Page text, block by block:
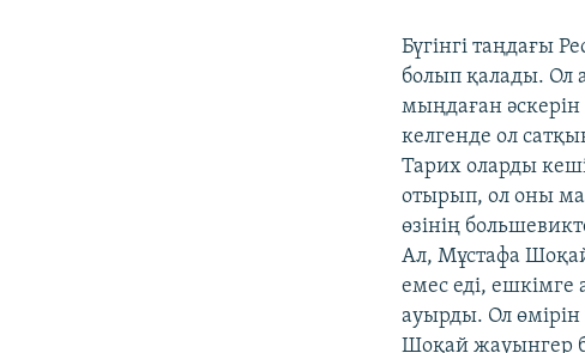
Бүгінгі таңдағы
болып қалады. Ол
мыңдаған
келгенде ол
Тарих оларды
отырып, ол оны
өзінің
Ал, Мұстафа
емес еді,
ауырды. Ол
Шоқай жауынгер